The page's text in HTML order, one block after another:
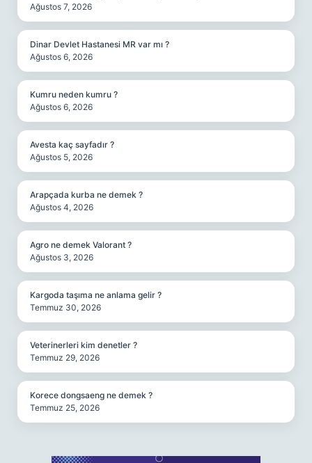
Ağustos 7, 2026
Dinar Devlet Hastanesi MR var mı ?
Ağustos 6, 2026
Kumru neden kumru ?
Ağustos 6, 2026
Avesta kaç sayfadır ?
Ağustos 5, 2026
Arapçada kurba ne demek ?
Ağustos 4, 2026
Agro ne demek Valorant ?
Ağustos 3, 2026
Kargoda taşıma ne anlama gelir ?
Temmuz 30, 2026
Veterinerleri kim denetler ?
Temmuz 29, 2026
Korece dongsaeng ne demek ?
Temmuz 25, 2026